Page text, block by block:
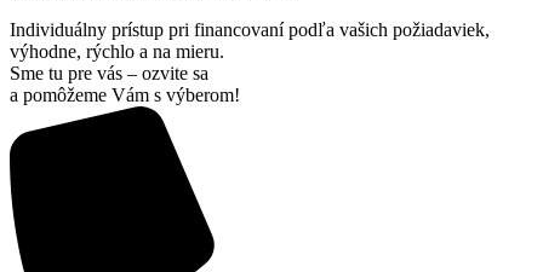
Individuálny prístup pri financovaní podľa vašich požiadaviek,
výhodne, rýchlo a na mieru.
Sme tu pre vás – ozvite sa
a pomôžeme Vám s výberom!